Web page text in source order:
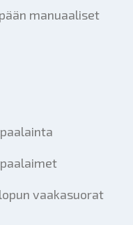
manuaaliset
vaakasuorat